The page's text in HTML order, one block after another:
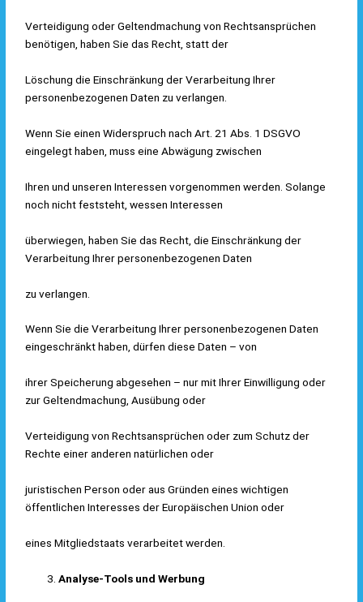
Verteidigung oder Geltendmachung von Rechtsansprüchen
benötigen, haben Sie das Recht, statt der
Löschung die Einschränkung der Verarbeitung Ihrer
personenbezogenen Daten zu verlangen.
Wenn Sie einen Widerspruch nach Art. 21 Abs. 1 DSGVO
eingelegt haben, muss eine Abwägung zwischen
Ihren und unseren Interessen vorgenommen werden. Solange
noch nicht feststeht, wessen Interessen
überwiegen, haben Sie das Recht, die Einschränkung der
Verarbeitung Ihrer personenbezogenen Daten
zu verlangen.
Wenn Sie die Verarbeitung Ihrer personenbezogenen Daten
eingeschränkt haben, dürfen diese Daten – von
ihrer Speicherung abgesehen – nur mit Ihrer Einwilligung oder
zur Geltendmachung, Ausübung oder
Verteidigung von Rechtsansprüchen oder zum Schutz der
Rechte einer anderen natürlichen oder
juristischen Person oder aus Gründen eines wichtigen
öffentlichen Interesses der Europäischen Union oder
eines Mitgliedstaats verarbeitet werden.
Analyse-Tools und Werbung